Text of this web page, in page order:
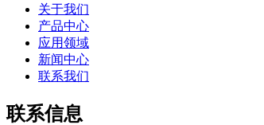
关于我们
产品中心
应用领域
新闻中心
联系我们
联系信息